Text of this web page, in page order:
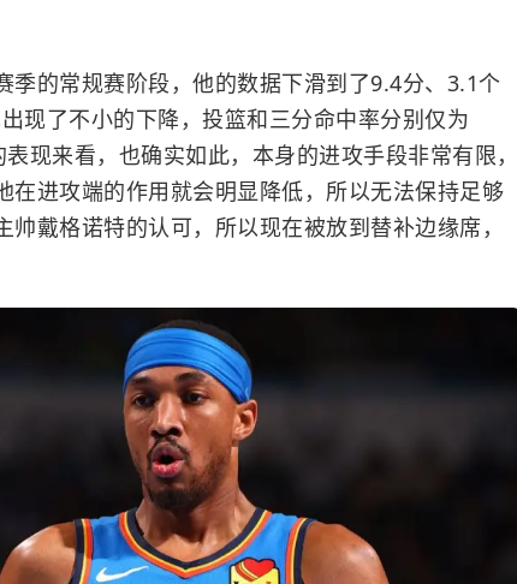
季的常规赛阶段，他的数据下滑到了9.4分、3.1个
现了不小的下降，投篮和三分命中率分别仅为
现来看，也确实如此，本身的进攻手段非常有限，
在进攻端的作用就会明显降低，所以无法保持足够
戴格诺特的认可，所以现在被放到替补边缘席，